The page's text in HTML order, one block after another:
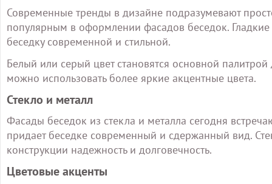
Современные тренды в дизайне подразумевают
популярным в оформлении фасадов беседок.
беседку современной и стильной.
Белый или серый цвет становятся основной
можно использовать более яркие акцентные цвета.
Стекло и металл
Фасады беседок из стекла и металла сегодня
придает беседке современный и сдержанный вид.
конструкции надежность и долговечность.
Цветовые акценты